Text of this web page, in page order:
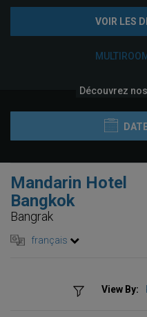
VOIR LES
Découvrez
Mandarin Hotel
Bangkok
Bangrak
français
View By: